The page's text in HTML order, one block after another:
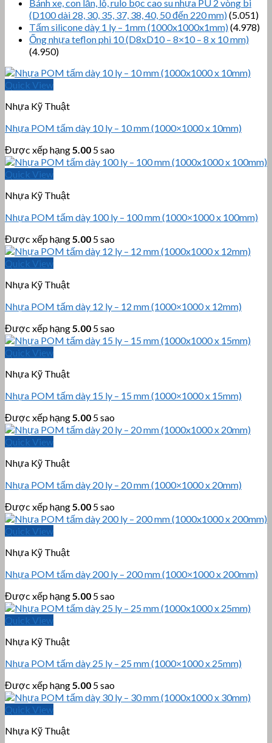
Bánh xe, con lăn, lô, rulo bọc cao su nhựa PU 2 vòng bi
(D100 dài 28, 30, 35, 37, 38, 40, 50 đến 220 mm)(5.051)
Tấm silicone dày 1 ly – 1mm (1000x1000x1mm)(4.978)
Ống nhựa teflon phi 10 (D8xD10 – 8×10 – 8 x 10 mm)
(4.950)
Quick View
Nhựa Kỹ Thuật
Nhựa POM tấm dày 10 ly – 10 mm (1000×1000 x 10mm)
Được xếp hạng5.00 5 sao
Quick View
Nhựa Kỹ Thuật
Nhựa POM tấm dày 100 ly – 100 mm (1000×1000 x 100mm)
Được xếp hạng5.00 5 sao
Quick View
Nhựa Kỹ Thuật
Nhựa POM tấm dày 12 ly – 12 mm (1000×1000 x 12mm)
Được xếp hạng5.00 5 sao
Quick View
Nhựa Kỹ Thuật
Nhựa POM tấm dày 15 ly – 15 mm (1000×1000 x 15mm)
Được xếp hạng5.00 5 sao
Quick View
Nhựa Kỹ Thuật
Nhựa POM tấm dày 20 ly – 20 mm (1000×1000 x 20mm)
Được xếp hạng5.00 5 sao
Quick View
Nhựa Kỹ Thuật
Nhựa POM tấm dày 200 ly – 200 mm (1000×1000 x 200mm)
Được xếp hạng5.00 5 sao
Quick View
Nhựa Kỹ Thuật
Nhựa POM tấm dày 25 ly – 25 mm (1000×1000 x 25mm)
Được xếp hạng5.00 5 sao
Quick View
Nhựa Kỹ Thuật